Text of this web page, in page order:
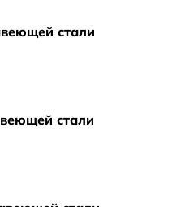
стали
стали